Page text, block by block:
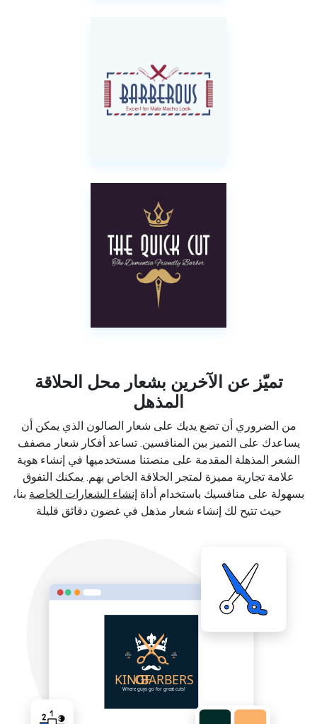
تميّز عن الآخرين بشعار محل الحلاقة
المذهل
من الضروري أن تضع يديك على شعار الصالون الذي يمكن أن
يساعدك على التميز بين المنافسين. تساعد أفكار شعار مصفف
الشعر المذهلة المقدمة على منصتنا مستخدميها في إنشاء هوية
علامة تجارية مميزة لمتجر الحلاقة الخاص بهم. يمكنك التفوق
بسهولة على منافسيك باستخدام أداة إنشاء الشعارات الخاصة بنا،
حيث تتيح لك إنشاء شعار مذهل في غضون دقائق قليلة